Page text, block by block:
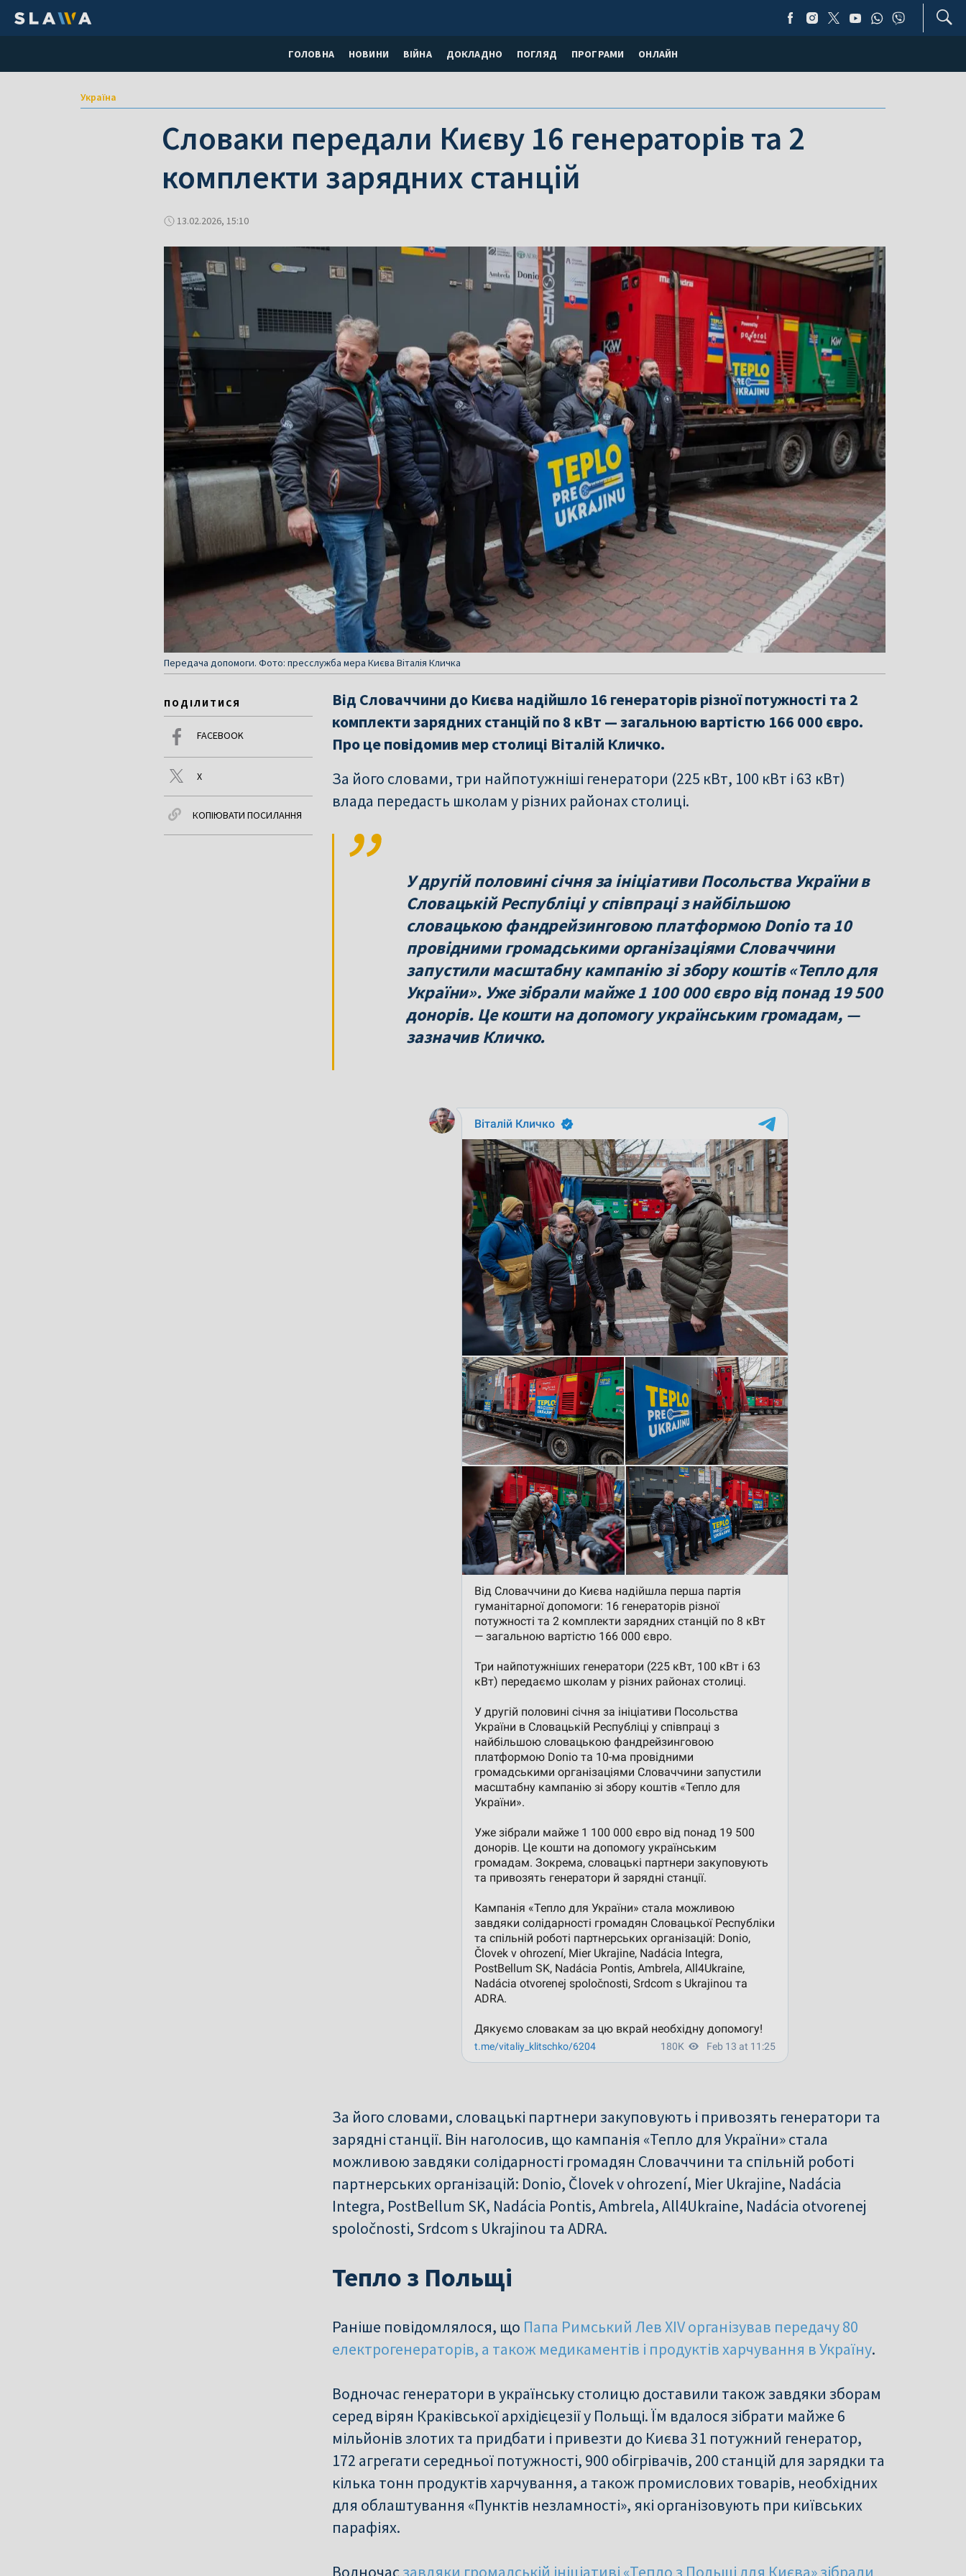
ГОЛОВНА НОВИНИ ВІЙНА ДОКЛАДНО ПОГЛЯД ПРОГРАМИ ОНЛАЙН
Україна
Словаки передали Києву 16 генераторів та 2
комплекти зарядних станцій
13.02.2026, 15:10
Передача допомоги. Фото: пресслужба мера Києва Віталія Кличка
ПОДІЛИТИСЯ
FACEBOOK
X
КОПІЮВАТИ ПОСИЛАННЯ
Від Словаччини до Києва надійшло 16 генераторів різної потужності та 2
комплекти зарядних станцій по 8 кВт — загальною вартістю 166 000 євро.
Про це повідомив мер столиці Віталій Кличко.
За його словами, три найпотужніші генератори (225 кВт, 100 кВт і 63 кВт)
влада передасть школам у різних районах столиці.
У другій половині січня за ініціативи Посольства України в
Словацькій Республіці у співпраці з найбільшою
словацькою фандрейзинговою платформою Donio та 10
провідними громадськими організаціями Словаччини
запустили масштабну кампанію зі збору коштів «Тепло для
України». Уже зібрали майже 1 100 000 євро від понад 19 500
донорів. Це кошти на допомогу українським громадам, —
зазначив Кличко.
За його словами, словацькі партнери закуповують і привозять генератори та
зарядні станції. Він наголосив, що кампанія «Тепло для України» стала
можливою завдяки солідарності громадян Словаччини та спільній роботі
партнерських організацій: Donio, Človek v ohrození, Mier Ukrajine, Nadácia
Integra, PostBellum SK, Nadácia Pontis, Ambrela, All4Ukraine, Nadácia otvorenej
spoločnosti, Srdcom s Ukrajinou та ADRA.
Тепло з Польщі
Раніше повідомлялося, що Папа Римський Лев XIV організував передачу 80
електрогенераторів, а також медикаментів і продуктів харчування в Україну.
Водночас генератори в українську столицю доставили також завдяки зборам
серед вірян Краківської архідієцезії у Польщі. Їм вдалося зібрати майже 6
мільйонів злотих та придбати і привезти до Києва 31 потужний генератор,
172 агрегати середньої потужності, 900 обігрівачів, 200 станцій для зарядки та
кілька тонн продуктів харчування, а також промислових товарів, необхідних
для облаштування «Пунктів незламності», які організовують при київських
парафіях.
Водночас завдяки громадській ініціативі «Тепло з Польщі для Києва» зібрали